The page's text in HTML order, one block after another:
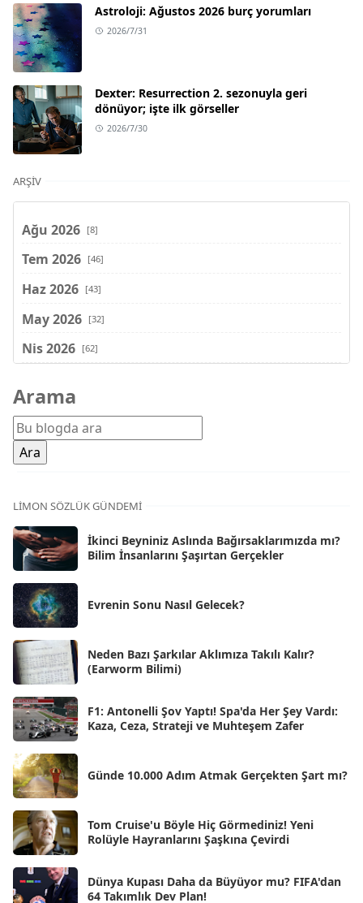
Astroloji: Ağustos 2026 burç yorumları
2026/7/31
Dexter: Resurrection 2. sezonuyla geri
dönüyor; işte ilk görseller
2026/7/30
ARŞIV
Ağu 2026 [8]
Tem 2026 [46]
Haz 2026 [43]
May 2026 [32]
Nis 2026 [62]
Şub 2026
Oca 2026 [72]
Ara 2025
Kas 2025
Eki 2025
Eyl 2025 [56]
Ağu 2025
Tem 2025
Haz 2025
May 2025 [54]
Nis 2025 [56]
Mar 2025
Şub 2025
Oca 2025
Ara 2024 [25]
Kas 2024
Eki 2024 [46]
Arama
LIMON SÖZLÜK GÜNDEMI
İkinci Beyniniz Aslında Bağırsaklarımızda mı?
Bilim İnsanlarını Şaşırtan Gerçekler
Evrenin Sonu Nasıl Gelecek?
Neden Bazı Şarkılar Aklımıza Takılı Kalır?
(Earworm Bilimi)
F1: Antonelli Şov Yaptı! Spa'da Her Şey Vardı:
Kaza, Ceza, Strateji ve Muhteşem Zafer
Günde 10.000 Adım Atmak Gerçekten Şart mı?
Tom Cruise'u Böyle Hiç Görmediniz! Yeni
Rolüyle Hayranlarını Şaşkına Çevirdi
Dünya Kupası Daha da Büyüyor mu? FIFA'dan
64 Takımlık Dev Plan!